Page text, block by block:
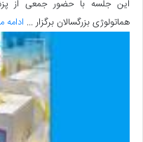
این جلسه با حضور جمعی از
هماتولوژی بزرگسالان برگزار ...